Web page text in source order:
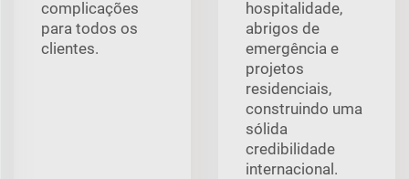
complicações
para todos os
clientes.
hospitalidade,
abrigos de
emergência e
projetos
residenciais,
construindo uma
sólida
credibilidade
internacional.